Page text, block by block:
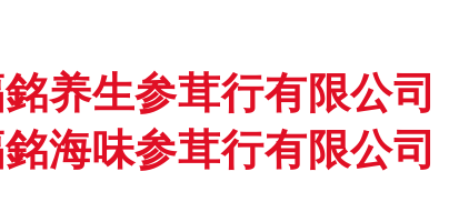
养生参茸行有限公司
海味参茸行有限公司